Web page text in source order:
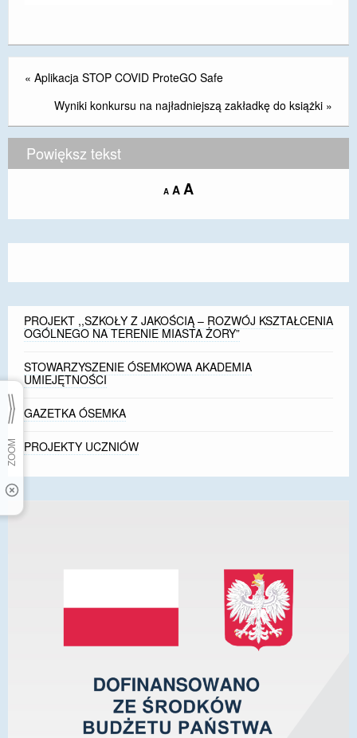
« Aplikacja STOP COVID ProteGO Safe
Wyniki konkursu na najładniejszą zakładkę do książki »
Powiększ tekst
A Decrease
size.
A Reset
size.
AIncrease
size.
PROJEKT ,,SZKOŁY Z JAKOŚCIĄ – ROZWÓJ KSZTAŁCENIA
OGÓLNEGO NA TERENIE MIASTA ŻORY”
STOWARZYSZENIE ÓSEMKOWA AKADEMIA
UMIEJĘTNOŚCI
GAZETKA ÓSEMKA
PROJEKTY UCZNIÓW